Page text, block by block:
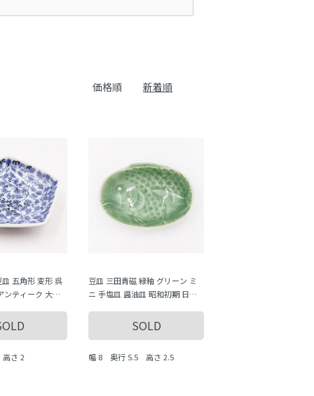
価格順 新着順
五角形 変形 呉
ンティーク 大正
じん）
さ 2
豆皿 三田青磁 緑釉 グリーン ミ
ニ 手塩皿 醤油皿 昭和初期 日本
起物 かわいい（魚形・鯛）
SOLD
幅 8 奥行 5.5 高さ 2.5